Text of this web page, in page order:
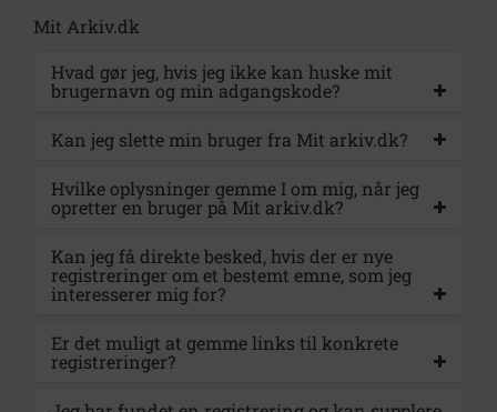
Mit Arkiv.dk
Hvad gør jeg, hvis jeg ikke kan huske mit
brugernavn og min adgangskode?
Kan jeg slette min bruger fra Mit arkiv.dk?
Hvilke oplysninger gemme I om mig, når jeg
opretter en bruger på Mit arkiv.dk?
Kan jeg få direkte besked, hvis der er nye
registreringer om et bestemt emne, som jeg
interesserer mig for?
Er det muligt at gemme links til konkrete
registreringer?